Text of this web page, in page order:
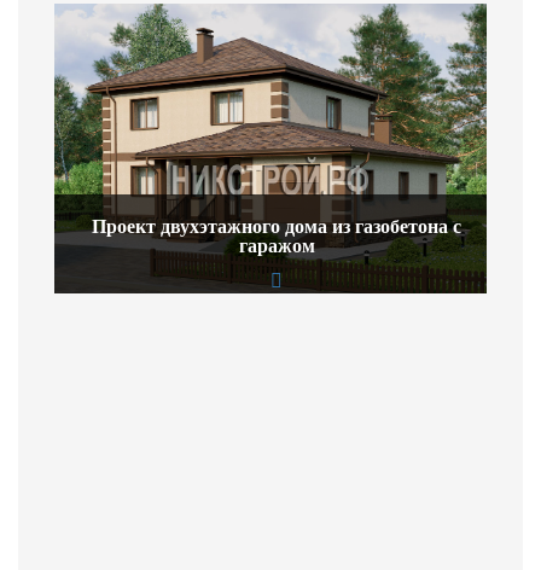
Проект двухэтажного дома из газобетона с
гаражом